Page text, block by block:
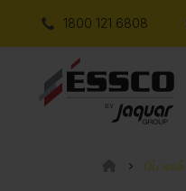
1800 121 6808
பிப் காக்